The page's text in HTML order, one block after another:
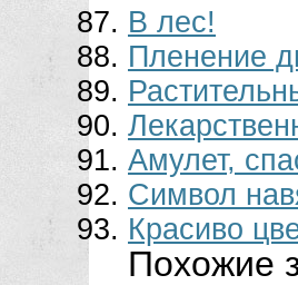
В лес!
Пленение
Амулет,
Символ
Красиво
Похожие